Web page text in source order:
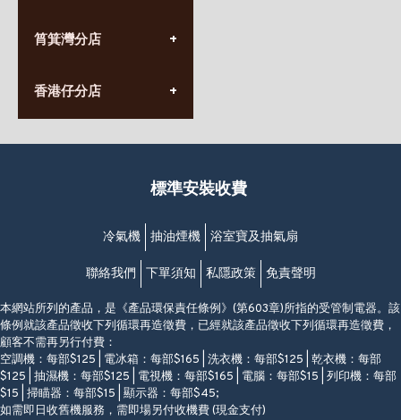
九龍太子太子道西141號
營業時間:
香港堅尼地城卑路乍街
(堅尼地城地鐵站B出口)
筲箕灣分店
營業時間:
(10:00am-20:30pm)
香港仔分店
營業時間:
香港香港仔成都道20-28號
(黃竹坑地鐵站轉4M專線小巴)
標準安裝收費
冷氣機 抽油煙機 浴室寶及抽氣扇
聯絡我們 下單須知 私隱政策 免責聲明
本網站所列的產品，是《產品環保責任條例》(第603章)所指的受管制電器。該
條例就該產品徵收下列循環再造徵費，已經就該產品徵收下列循環再造徵費，
顧客不需再另行付費：
空調機：每部$125 | 電冰箱：每部$165 | 洗衣機：每部$125 | 乾衣機：每部
$125 | 抽濕機：每部$125 | 電視機：每部$165 | 電腦：每部$15 | 列印機：每部
$15 | 掃瞄器：每部$15 | 顯示器：每部$45;
如需即日收舊機服務，需即場另付收機費 (現金支付)